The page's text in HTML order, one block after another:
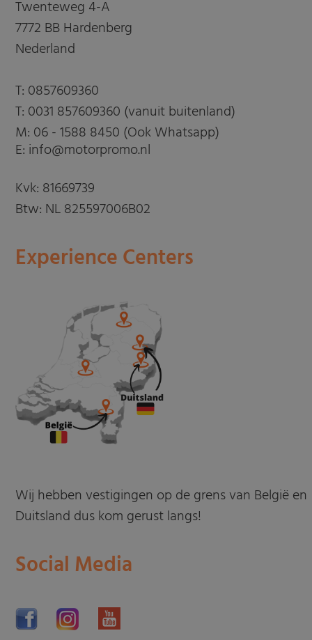
Twenteweg 4-A
7772 BB Hardenberg
Nederland
T: 0857609360
T: 0031 857609360 (vanuit buitenland)
M: 06 - 1588 8450 (Ook Whatsapp)
E: info@motorpromo.nl
Kvk: 81669739
Btw: NL 825597006B02
Experience Centers
Wij hebben vestigingen op de grens van België en
Duitsland dus kom gerust langs!
Social Media